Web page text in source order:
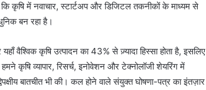
कृषि में नवाचार, स्टार्टअप और डिजिटल तकनीकों के माध्यम से
बन रहा है।
वैश्विक कृषि उत्पादन का 43% से ज़्यादा हिस्सा होता है, इसलिए
कृषि व्यापार, रिसर्च, इनोवेशन और टेक्नोलॉजी शेयरिंग में
बातचीत भी की। कल होने वाले संयुक्त घोषणा-पत्र का इंतज़ार